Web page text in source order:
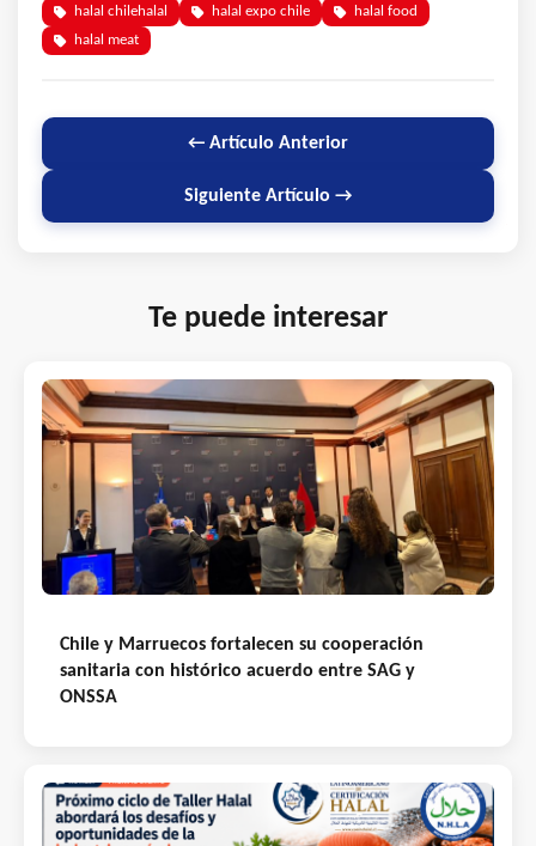
halal chilehalal
halal expo chile
halal food
halal meat
← Artículo Anterior
Siguiente Artículo →
Te puede interesar
Chile y Marruecos fortalecen su cooperación
sanitaria con histórico acuerdo entre SAG y
ONSSA